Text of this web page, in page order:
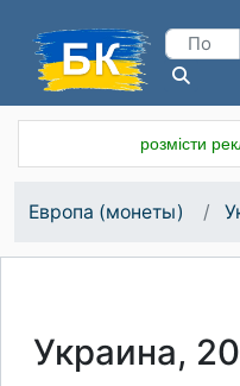
розмісти
Европа (монеты)
Украина,